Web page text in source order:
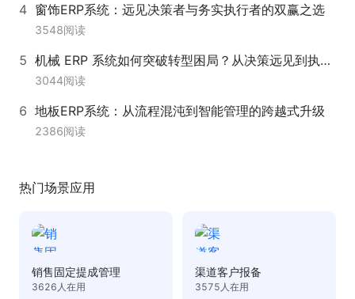
窗饰ERP系统：远见决策者与务实执行者的双赢之选
3548阅读
机械 ERP 系统如何突破转型困局？从决策远见到执行落地的完整路径
3044阅读
地板ERP系统：从流程混沌到智能管理的跨越式升级
2386阅读
热门场景应用
销售固定提成管理
3626 人在用
渠道客户报备
3575 人在用